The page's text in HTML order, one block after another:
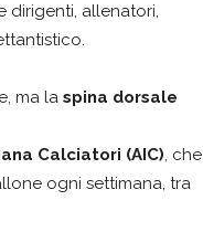
dirigenti, allenatori,
ma la spina dorsale
Calciatori (AIC), che
ogni settimana, tra